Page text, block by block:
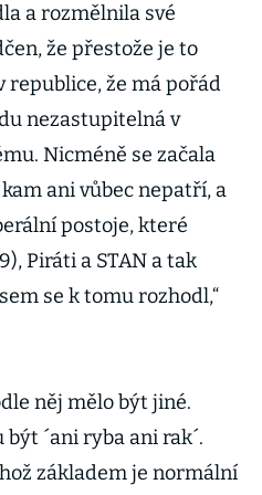
a rozmělnila své
že přestože je to
že má pořád
nezastupitelná v
Nicméně se začala
ani vůbec nepatří, a
postoje, které
Piráti a STAN a tak
se k tomu rozhodl,“
něj mělo být jiné.
´ani ryba ani rak´.
základem je normální